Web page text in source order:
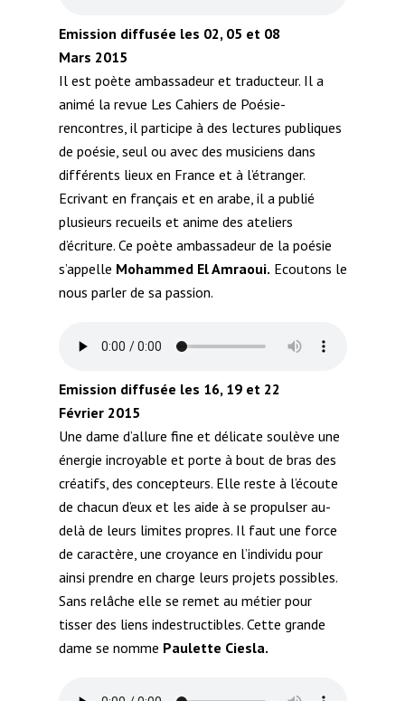
Emission diffusée les 02, 05 et 08
Mars 2015
Il est poète ambassadeur et traducteur. Il a
animé la revue Les Cahiers de Poésie-
rencontres, il participe à des lectures publiques
de poésie, seul ou avec des musiciens dans
différents lieux en France et à l’étranger.
Ecrivant en français et en arabe, il a publié
plusieurs recueils et anime des ateliers
d’écriture. Ce poète ambassadeur de la poésie
s’appelle Mohammed El Amraoui. Ecoutons le
nous parler de sa passion.
Emission diffusée les 16, 19 et 22
Février 2015
Une dame d’allure fine et délicate soulève une
énergie incroyable et porte à bout de bras des
créatifs, des concepteurs. Elle reste à l’écoute
de chacun d’eux et les aide à se propulser au-
delà de leurs limites propres. Il faut une force
de caractère, une croyance en l’individu pour
ainsi prendre en charge leurs projets possibles.
Sans relâche elle se remet au métier pour
tisser des liens indestructibles. Cette grande
dame se nomme Paulette Ciesla.